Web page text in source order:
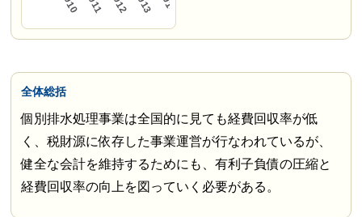
全体総括
個別排水処理事業は全国的に見ても経費回収率が低
く、税財源に依存した事業運営が行なわれているが、
健全な会計を維持するためにも、有利子負債の圧縮と
経費回収率の向上を図っていく必要がある。